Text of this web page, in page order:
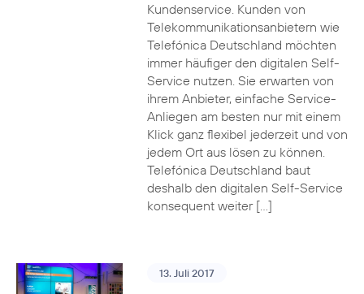
Kundenservice. Kunden von
Telekommunikationsanbietern wie
Telefónica Deutschland möchten
immer häufiger den digitalen Self-
Service nutzen. Sie erwarten von
ihrem Anbieter, einfache Service-
Anliegen am besten nur mit einem
Klick ganz flexibel jederzeit und von
jedem Ort aus lösen zu können.
Telefónica Deutschland baut
deshalb den digitalen Self-Service
konsequent weiter […]
13. Juli 2017